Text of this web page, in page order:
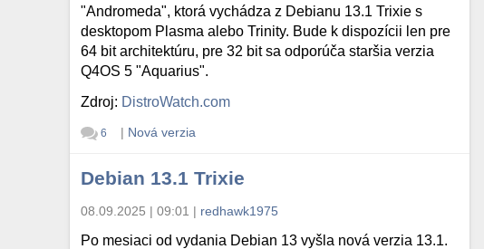
"Andromeda", ktorá vychádza z Debianu 13.1 Trixie s
desktopom Plasma alebo Trinity. Bude k dispozícii len pre
64 bit architektúru, pre 32 bit sa odporúča staršia verzia
Q4OS 5 "Aquarius".
Zdroj: DistroWatch.com
6 | Nová verzia
Debian 13.1 Trixie
08.09.2025 | 09:01 | redhawk1975
Po mesiaci od vydania Debian 13 vyšla nová verzia 13.1.